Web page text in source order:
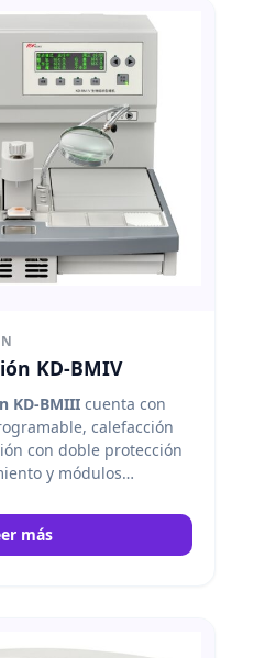
KD-BMIV
KD-BMIII cuenta con
calefacción
con doble protección
y módulos
más